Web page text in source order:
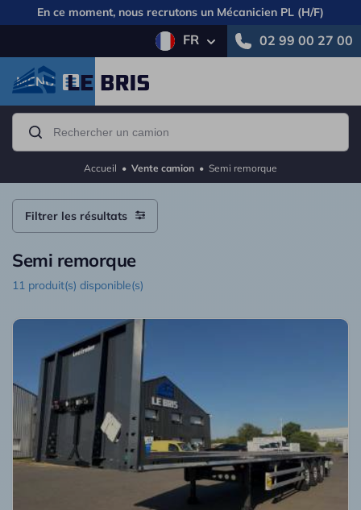
En ce moment, nous recrutons un Mécanicien PL (H/F)
FR 02 99 00 27 00
MENU
Accueil • Vente camion • Semi remorque
Filtrer les résultats
Semi remorque
11 produit(s) disponible(s)